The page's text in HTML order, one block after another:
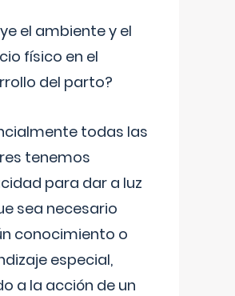
el ambiente y el
físico en el
del parto?
todas las
tenemos
para dar a luz
sea necesario
conocimiento o
especial,
a la acción de un